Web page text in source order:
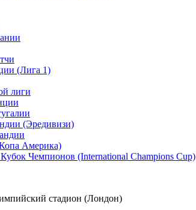
(Лига 1)
лиги
(Эредивизи)
Америка)
Чемпионов (International Champions Cup)
стадион (Лондон)